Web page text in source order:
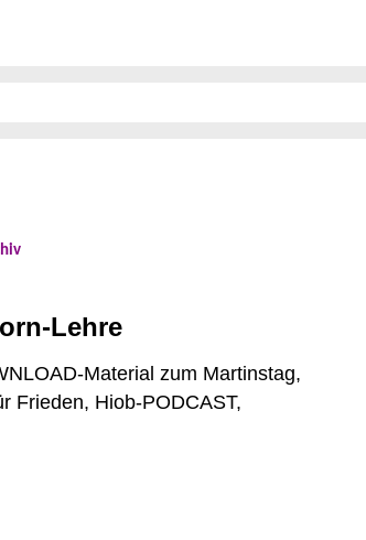
Lehre
Material zum Martinstag,
Frieden, Hiob-PODCAST,